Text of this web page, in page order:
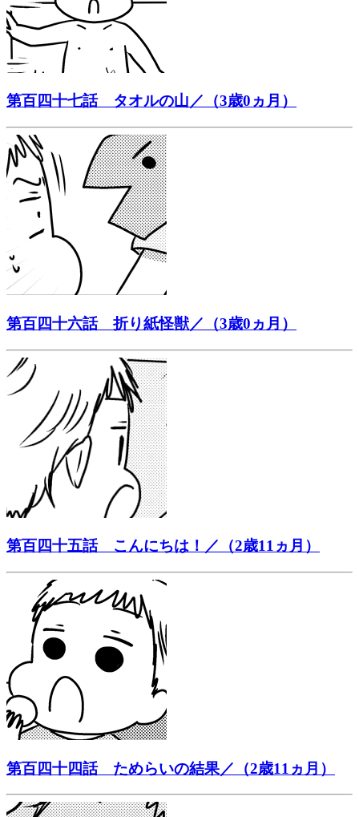
第百四十七話 タオルの山／（3歳0ヵ月）
第百四十六話 折り紙怪獣／（3歳0ヵ月）
第百四十五話 こんにちは！／（2歳11ヵ月）
第百四十四話 ためらいの結果／（2歳11ヵ月）